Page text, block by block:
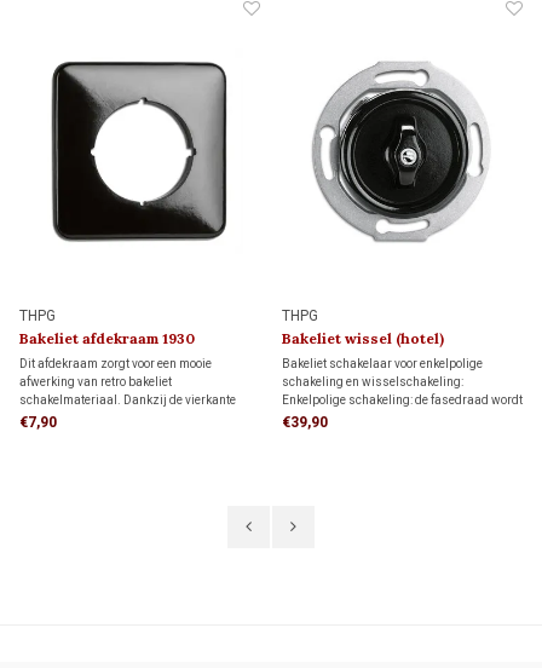
THPG
Bakeliet afdekraam 1930
Dit afdekraam zorgt voor een mooie
afwerking van retro bakeliet
schakelmateriaal. Dankzij de vierkante
vorm biedt het meer dekking rondom de
€7,90
THPG
Bakeliet wissel (hotel)
schakelaar 1930
Bakeliet schakelaar voor enkelpolige
schakeling en wisselschakeling:
Enkelpolige schakeling: de fasedraad wordt
onderbroken om een lichtpunt te schakelen.
€39,90